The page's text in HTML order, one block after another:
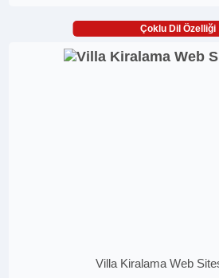
Çoklu Dil Özelliği
Villa Kiralama Web